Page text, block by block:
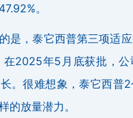
。
是，泰它西普第三项适
在2025年5月底获批，公
。很难想象，泰它西普
的放量潜力。